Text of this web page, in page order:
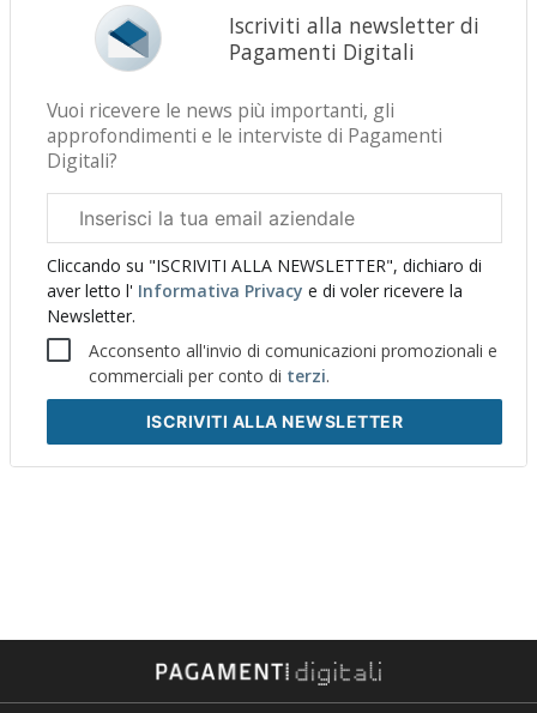
Iscriviti alla newsletter di
Pagamenti Digitali
Vuoi ricevere le news più importanti, gli
approfondimenti e le interviste di Pagamenti
Digitali?
aziendale
Cliccando su "ISCRIVITI ALLA NEWSLETTER", dichiaro di
aver letto l' Informativa Privacy e di voler ricevere la
Newsletter.
Acconsento all'invio di comunicazioni promozionali e
commerciali per conto di terzi.
ISCRIVITI ALLA NEWSLETTER